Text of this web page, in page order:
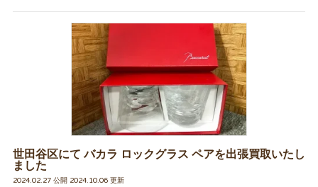
世田谷区にて バカラ ロックグラス ペアを出張買取いたし
ました
2024.02.27 公開 2024.10.06 更新